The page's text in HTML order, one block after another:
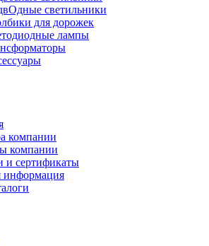
светильники
для дорожек
лампы
компании
компании
и сертификаты
информация